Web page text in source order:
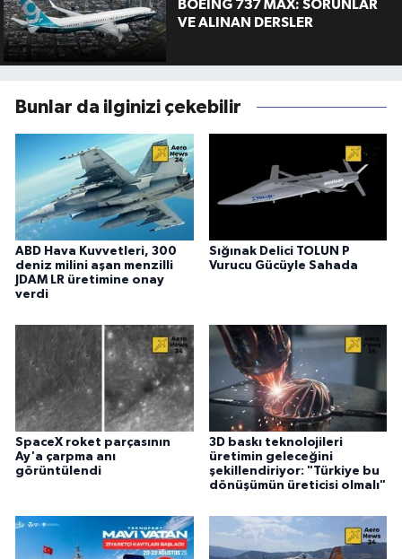
BOEING 737 MAX: SORUNLAR
VE ALINAN DERSLER
Bunlar da ilginizi çekebilir
ABD Hava Kuvvetleri, 300
deniz milini aşan menzilli
JDAM LR üretimine onay
verdi
Sığınak Delici TOLUN P
Vurucu Gücüyle Sahada
SpaceX roket parçasının
Ay'a çarpma anı
görüntülendi
3D baskı teknolojileri
üretimin geleceğini
şekillendiriyor: "Türkiye bu
dönüşümün üreticisi olmalı"